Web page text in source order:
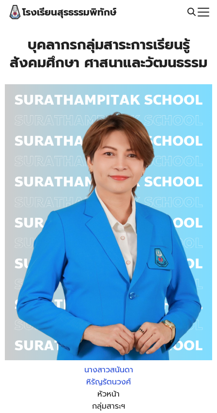
โรงเรียนสุรธรรมพิทักษ์
บุคลากรกลุ่มสาระการเรียนรู้
สังคมศึกษา ศาสนาและวัฒนธรรม
นางสาวสนันดา
หิรัญรัตนวงศ์
หัวหน้า
กลุ่มสาระฯ